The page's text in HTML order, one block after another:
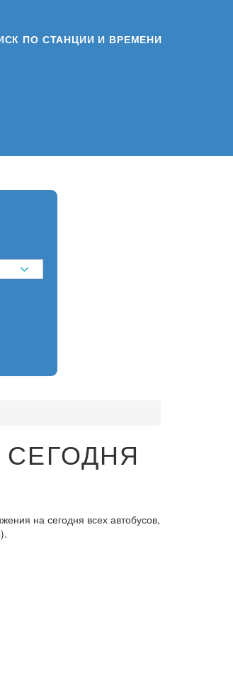
ПО СТАНЦИИ И ВРЕМЕНИ
на сегодня всех автобусов,